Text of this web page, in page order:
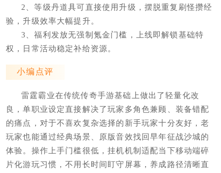
2、等级丹道具可直接使用升级，摆脱重复刷怪攒经
验，升级效率大幅提升。
3、福利发放无强制氪金门槛，上线即解锁基础特
权，日常活动稳定补给资源。
小编点评
雷霆霸业在传统传奇手游基础上做出了轻量化改
良，单职业设定直接解决了玩家多角色兼顾、装备错配
的痛点，对于不喜欢复杂选择的新手玩家十分友好，老
玩家也能通过经典场景、原版音效找回早年征战沙城的
体验。操作上手门槛很低，挂机机制适配当下移动端碎
片化游玩习惯，不用长时间盯守屏幕，养成路径清晰直